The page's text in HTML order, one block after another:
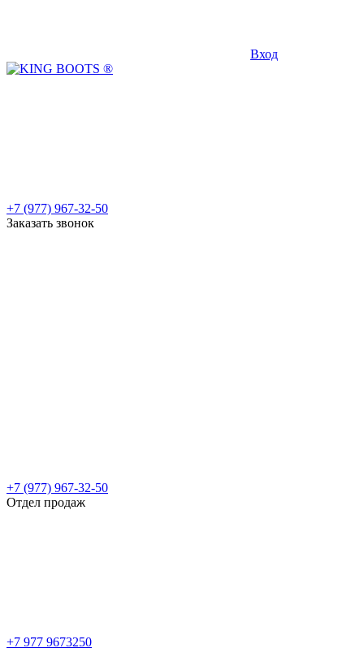
Вход
+7 (977) 967-32-50
Заказать звонок
+7 (977) 967-32-50
Отдел продаж
+7 977 9673250